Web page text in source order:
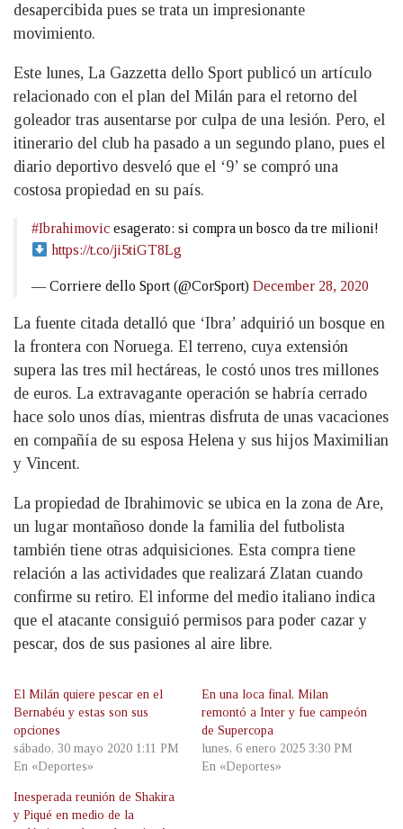
desapercibida pues se trata un impresionante
movimiento.
Este lunes, La Gazzetta dello Sport publicó un artículo
relacionado con el plan del Milán para el retorno del
goleador tras ausentarse por culpa de una lesión. Pero, el
itinerario del club ha pasado a un segundo plano, pues el
diario deportivo desveló que el ‘9’ se compró una
costosa propiedad en su país.
#Ibrahimovic esagerato: si compra un bosco da tre milioni!
https://t.co/ji5tiGT8Lg
— Corriere dello Sport (@CorSport) December 28, 2020
La fuente citada detalló que ‘Ibra’ adquirió un bosque en
la frontera con Noruega. El terreno, cuya extensión
supera las tres mil hectáreas, le costó unos tres millones
de euros. La extravagante operación se habría cerrado
hace solo unos días, mientras disfruta de unas vacaciones
en compañía de su esposa Helena y sus hijos Maximilian
y Vincent.
La propiedad de Ibrahimovic se ubica en la zona de Are,
un lugar montañoso donde la familia del futbolista
también tiene otras adquisiciones. Esta compra tiene
relación a las actividades que realizará Zlatan cuando
confirme su retiro. El informe del medio italiano indica
que el atacante consiguió permisos para poder cazar y
pescar, dos de sus pasiones al aire libre.
El Milán quiere pescar en el
Bernabéu y estas son sus
opciones
sábado, 30 mayo 2020 1:11 PM
En «Deportes»
En una loca final, Milan
remontó a Inter y fue campeón
de Supercopa
lunes, 6 enero 2025 3:30 PM
En «Deportes»
Inesperada reunión de Shakira
y Piqué en medio de la